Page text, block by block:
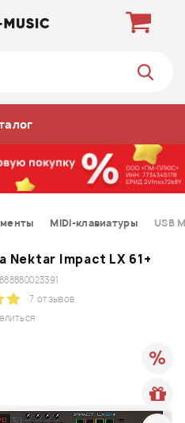
MIDI-клавиатуры USB
Nektar Impact LX 61+
7 отзывов